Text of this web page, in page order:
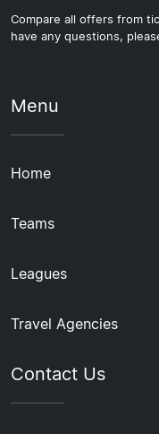
Compare all offers from
have any questions,
Menu
Home
Teams
Leagues
Travel Agencies
Contact Us